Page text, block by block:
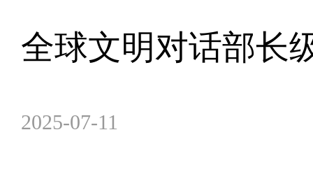
全球文明对话部长
2025-07-11